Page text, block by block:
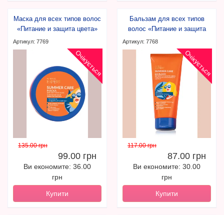
Маска для всех типов волос
«Питание и защита цвета»
Expert hair
Артикул: 7769
Очікується
135.00 грн
99.00 грн
Ви економите: 36.00
грн
Купити
Бальзам для всех типов
волос «Питание и защита
цвета» Expert hair
Артикул: 7768
Очікується
117.00 грн
87.00 грн
Ви економите: 30.00
грн
Купити